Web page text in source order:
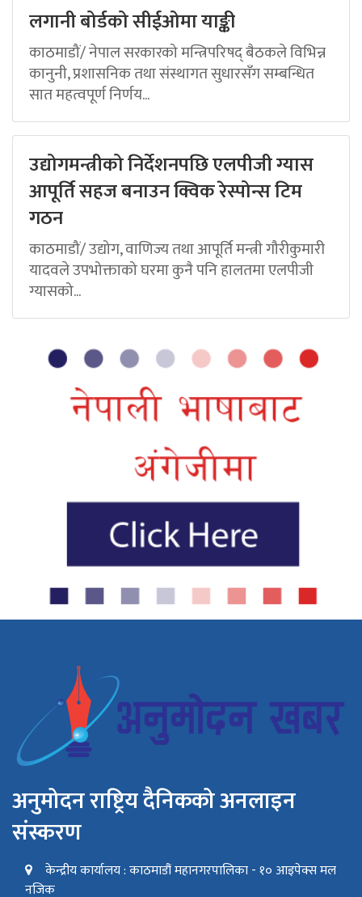
लगानी बोर्डको सीईओमा याङ्की
काठमाडौं/ नेपाल सरकारको मन्त्रिपरिषद् बैठकले विभिन्न
कानुनी, प्रशासनिक तथा संस्थागत सुधारसँग सम्बन्धित
सात महत्वपूर्ण निर्णय...
उद्योगमन्त्रीको निर्देशनपछि एलपीजी ग्यास
आपूर्ति सहज बनाउन क्विक रेस्पोन्स टिम
गठन
काठमाडौं/ उद्योग, वाणिज्य तथा आपूर्ति मन्त्री गौरीकुमारी
यादवले उपभोक्ताको घरमा कुनै पनि हालतमा एलपीजी
ग्यासको...
अनुमोदन राष्ट्रिय दैनिकको अनलाइन
संस्करण
केन्द्रीय कार्यालय : काठमाडौं महानगरपालिका - १० आइपेक्स मल
नजिक